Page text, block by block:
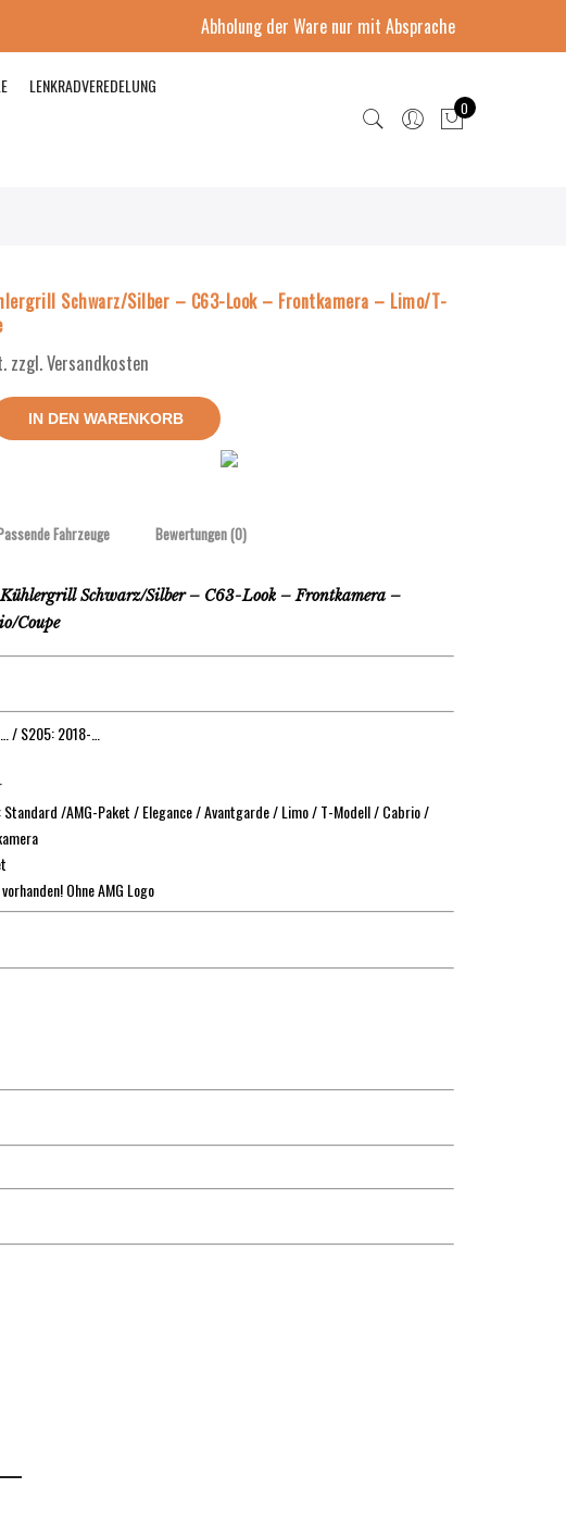
Abholung der Ware nur mit Absprache
LENKRADVEREDELUNG
0
Schwarz/Silber – C63-Look – Frontkamera – Limo/T-
zzgl. Versandkosten
IN DEN WARENKORB
Fahrzeuge Bewertungen (0)
Schwarz/Silber – C63-Look – Frontkamera –
Coupe
/ S205: 2018-…
/AMG-Paket / Elegance / Avantgarde / Limo / T-Modell / Cabrio /
Ohne AMG Logo